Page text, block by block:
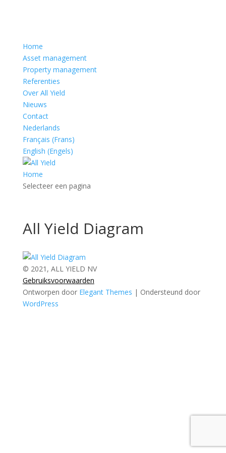
Home
Asset management
Property management
Referenties
Over All Yield
Nieuws
Contact
Nederlands
Français (Frans)
English (Engels)
Home
Selecteer een pagina
All Yield Diagram
© 2021, ALL YIELD NV
Gebruiksvoorwaarden
Ontworpen door Elegant Themes | Ondersteund door
WordPress